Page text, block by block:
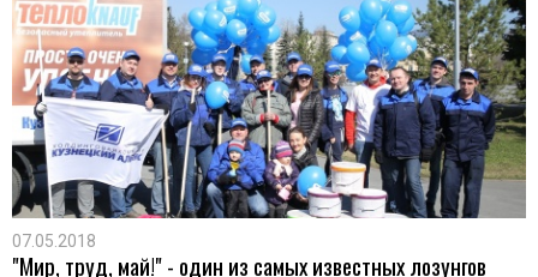
07.05.2018
"Мир, труд, май!" - один из самых известных лозунгов